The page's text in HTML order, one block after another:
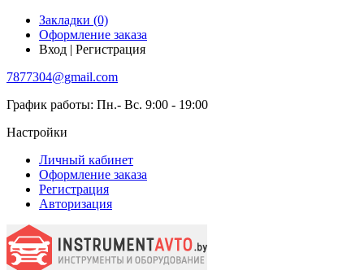
Закладки (0)
Оформление заказа
Вход | Регистрация
7877304@gmail.com
График работы: Пн.- Вс. 9:00 - 19:00
Настройки
Личный кабинет
Оформление заказа
Регистрация
Авторизация